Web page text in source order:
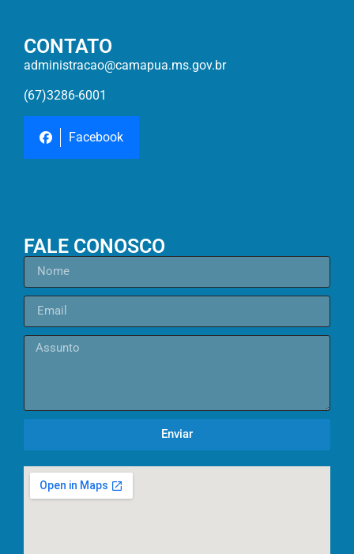
CONTATO
administracao@camapua.ms.gov.br
(67)3286-6001
Facebook
FALE CONOSCO
Enviar